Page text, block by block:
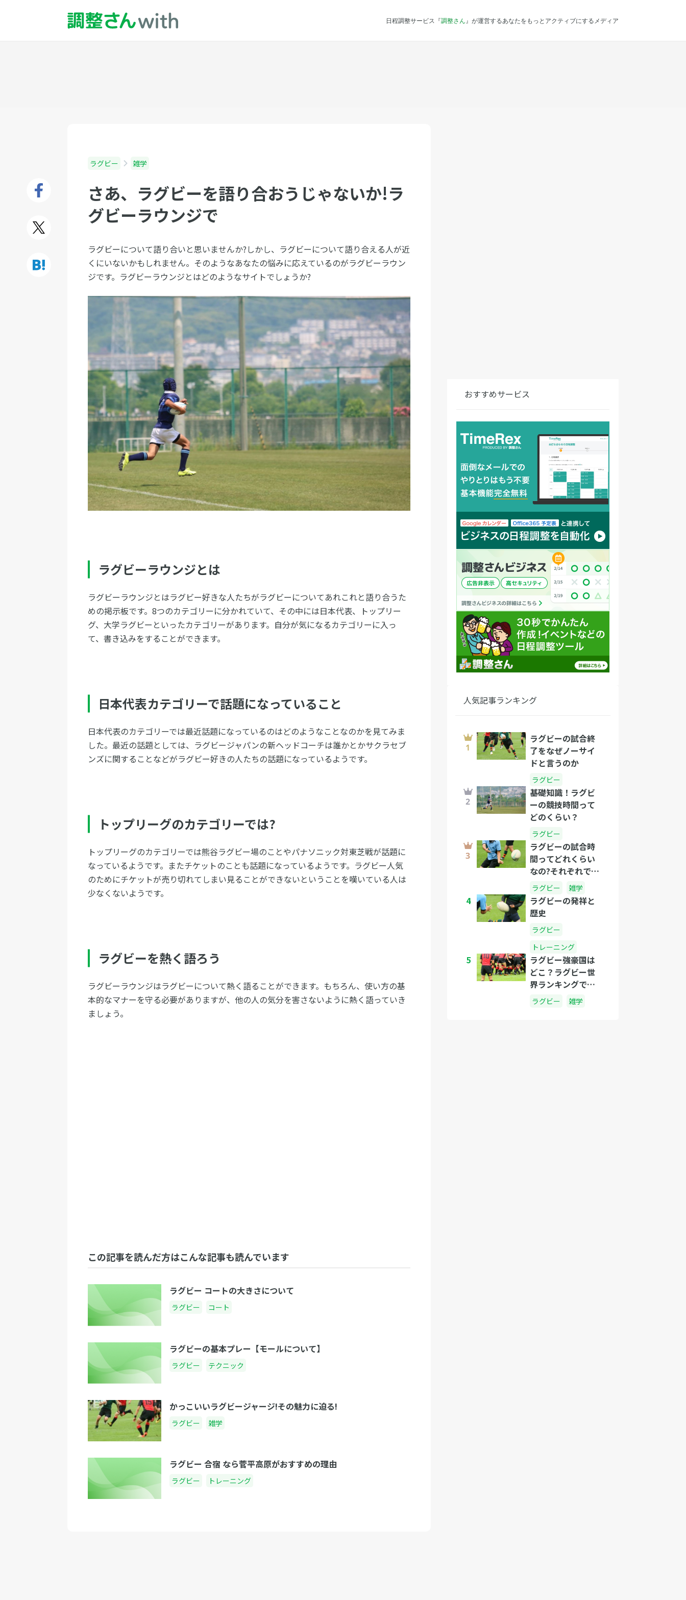
日程調整サービス『調整さん 』が運営するあなたをもっとアクティブにするメディア
ラグビー 雑学
さあ、ラグビーを語り合おうじゃないか!ラ
グビーラウンジで
ラグビーについて語り合いと思いませんか?しかし、ラグビーについて語り合える人が近
くにいないかもしれません。そのようなあなたの悩みに応えているのがラグビーラウン
ジです。ラグビーラウンジとはどのようなサイトでしょうか?
ラグビーラウンジとは
ラグビーラウンジとはラグビー好きな人たちがラグビーについてあれこれと語り合うた
めの掲示板です。8つのカテゴリーに分かれていて、その中には日本代表、トップリー
グ、大学ラグビーといったカテゴリーがあります。自分が気になるカテゴリーに入っ
て、書き込みをすることができます。
日本代表カテゴリーで話題になっていること
日本代表のカテゴリーでは最近話題になっているのはどのようなことなのかを見てみま
した。最近の話題としては、ラグビージャパンの新ヘッドコーチは誰かとかサクラセブ
ンズに関することなどがラグビー好きの人たちの話題になっているようです。
トップリーグのカテゴリーでは?
トップリーグのカテゴリーでは熊谷ラグビー場のことやパナソニック対東芝戦が話題に
なっているようです。またチケットのことも話題になっているようです。ラグビー人気
のためにチケットが売り切れてしまい見ることができないということを嘆いている人は
少なくないようです。
ラグビーを熱く語ろう
ラグビーラウンジはラグビーについて熱く語ることができます。もちろん、使い方の基
本的なマナーを守る必要がありますが、他の人の気分を害さないように熱く語っていき
ましょう。
この記事を読んだ方はこんな記事も読んでいます
ラグビー コートの大きさについて
ラグビー コート
ラグビーの基本プレー【モールについて】
ラグビー テクニック
かっこいいラグビージャージ!その魅力に迫る!
ラグビー 雑学
ラグビー 合宿 なら菅平高原がおすすめの理由
ラグビー トレーニング
おすすめサービス
人気記事ランキング
ラグビーの試合終
了をなぜノーサイ
ドと言うのか
ラグビー
基礎知識！ラグビ
ーの競技時間って
どのくらい？
ラグビー
ラグビーの試合時
間ってどれくらい
なの?それぞれで違
うラグビー試合時
間
ラグビー 雑学
4
ラグビーの発祥と
歴史
ラグビー
トレーニング
5
ラグビー強豪国は
どこ？ラグビー世
界ランキングで確
認しよう！
ラグビー 雑学